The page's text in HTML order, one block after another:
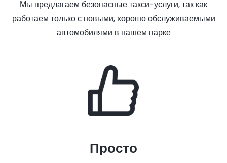
Мы предлагаем безопасные такси-услуги, так как
работаем только с новыми, хорошо обслуживаемыми
автомобилями в нашем парке
Просто